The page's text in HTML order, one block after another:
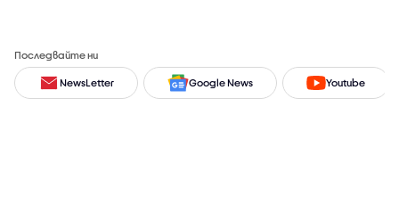
Последвайте ни
NewsLetter Google News Youtube